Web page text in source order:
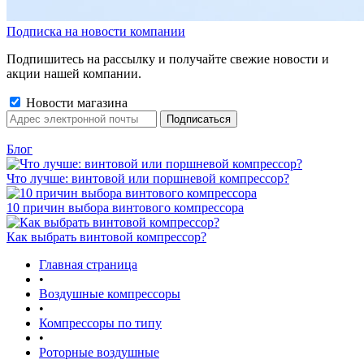
Подписка на новости компании
Подпишитесь на рассылку и получайте свежие новости и
акции нашей компании.
Новости магазина
Блог
Что лучше: винтовой или поршневой компрессор?
10 причин выбора винтового компрессора
Как выбрать винтовой компрессор?
Главная страница
•
Воздушные компрессоры
•
Компрессоры по типу
•
Роторные воздушные